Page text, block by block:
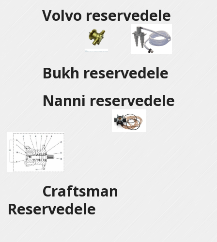
Volvo reservedele
Bukh reservedele
Nanni reservedele
Craftsman
Reservedele